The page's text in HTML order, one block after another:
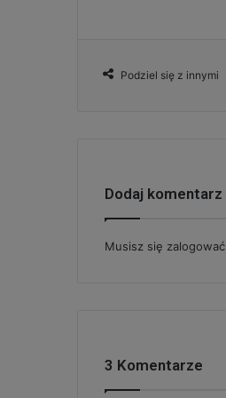
Podziel się z innymi
Dodaj komentarz
Musisz się zalogować
3 Komentarze